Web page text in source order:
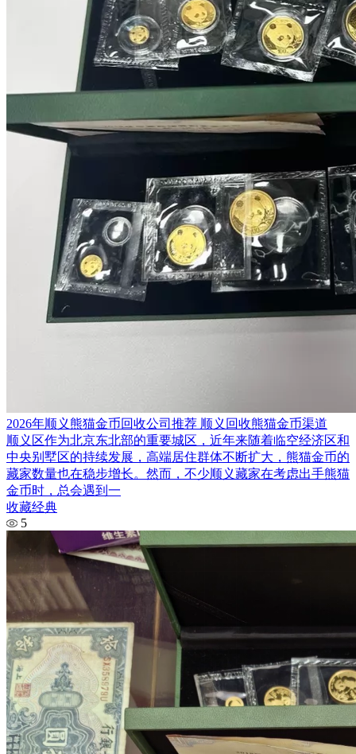
2026年顺义熊猫金币回收公司推荐 顺义回收熊猫金币渠道
顺义区作为北京东北部的重要城区，近年来随着临空经济区和
中央别墅区的持续发展，高端居住群体不断扩大，熊猫金币的
藏家数量也在稳步增长。然而，不少顺义藏家在考虑出手熊猫
金币时，总会遇到一
收藏经典
5